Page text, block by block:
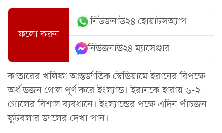
ফলো করুন
নিউজনাউ২৪ হোয়াটসঅ্যাপ
নিউজনাউ২৪ ম্যাসেঞ্জার
কাতারের খলিফা আন্তর্জাতিক স্টেডিয়ামে ইরানের বিপক্ষে
অর্ধ ডজন গোল পূর্ণ করে ইংল্যান্ড। ইরানকে হারায় ৬-২
গোলের বিশাল ব্যবধানে। ইংল্যান্ডের পক্ষে এদিন পাঁচজন
ফুটবলার জালের দেখা পান।